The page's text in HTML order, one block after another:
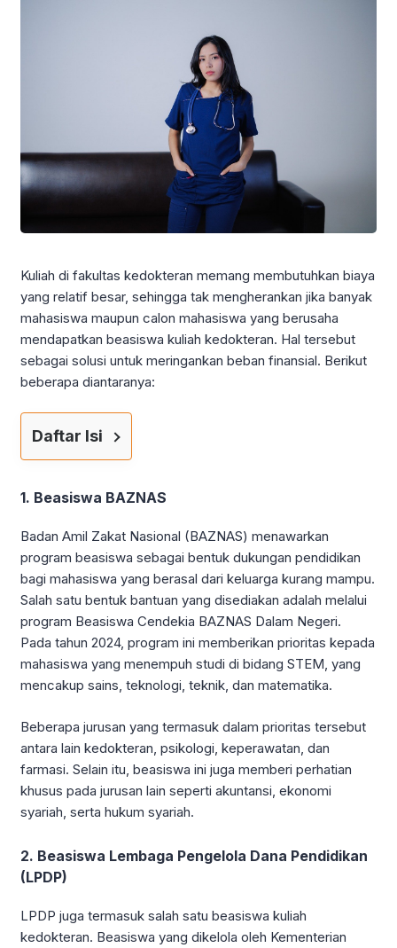
Kuliah di fakultas kedokteran memang membutuhkan biaya
yang relatif besar, sehingga tak mengherankan jika banyak
mahasiswa maupun calon mahasiswa yang berusaha
mendapatkan beasiswa kuliah kedokteran. Hal tersebut
sebagai solusi untuk meringankan beban finansial. Berikut
beberapa diantaranya:
Daftar Isi
1. Beasiswa BAZNAS
Badan Amil Zakat Nasional (BAZNAS) menawarkan
program beasiswa sebagai bentuk dukungan pendidikan
bagi mahasiswa yang berasal dari keluarga kurang mampu.
Salah satu bentuk bantuan yang disediakan adalah melalui
program Beasiswa Cendekia BAZNAS Dalam Negeri.
Pada tahun 2024, program ini memberikan prioritas kepada
mahasiswa yang menempuh studi di bidang STEM, yang
mencakup sains, teknologi, teknik, dan matematika.
Beberapa jurusan yang termasuk dalam prioritas tersebut
antara lain kedokteran, psikologi, keperawatan, dan
farmasi. Selain itu, beasiswa ini juga memberi perhatian
khusus pada jurusan lain seperti akuntansi, ekonomi
syariah, serta hukum syariah.
2. Beasiswa Lembaga Pengelola Dana Pendidikan
(LPDP)
LPDP juga termasuk salah satu beasiswa kuliah
kedokteran. Beasiswa yang dikelola oleh Kementerian